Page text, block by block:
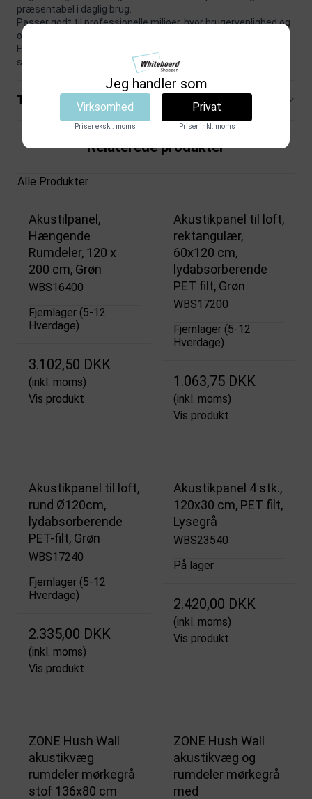
præsentabel i daglig brug.
Passer godt til professionelle miljøer, hvor brugervenlighed og
overblik betyder noget.
Et godt valg, når funktion og præsentation skal spille naturligt
sammen.
Tekniske specifikationer
Relaterede produkter
Alle Produkter
Akustilpanel,
Hængende
Rumdeler, 120 x
200 cm, Grøn
WBS16400
Fjernlager (5-12
Hverdage)
3.102,50 DKK
(inkl. moms)
Vis produkt
Akustikpanel til loft,
rektangulær,
60x120 cm,
lydabsorberende
PET filt, Grøn
WBS17200
Fjernlager (5-12
Hverdage)
1.063,75 DKK
(inkl. moms)
Vis produkt
Akustikpanel til loft,
rund Ø120cm,
lydabsorberende
PET-filt, Grøn
WBS17240
Fjernlager (5-12
Hverdage)
2.335,00 DKK
(inkl. moms)
Vis produkt
Akustikpanel 4 stk.,
120x30 cm, PET filt,
Lysegrå
WBS23540
På lager
2.420,00 DKK
(inkl. moms)
Vis produkt
ZONE Hush Wall
akustikvæg
rumdeler mørkegrå
stof 136x80 cm
ZONE Hush Wall
akustikvæg og
rumdeler mørkegrå
med
Jeg handler som
Virksomhed
Priser ekskl. moms
Privat
Priser inkl. moms